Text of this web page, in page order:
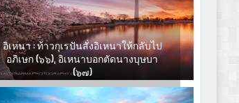
อิเหนา : ท้าวกุเรปันสั่งอิเหนาให้กลับไป
อภิเษก (๖๖), อิเหนาบอกตัดนางบุษบา
(๖๗)